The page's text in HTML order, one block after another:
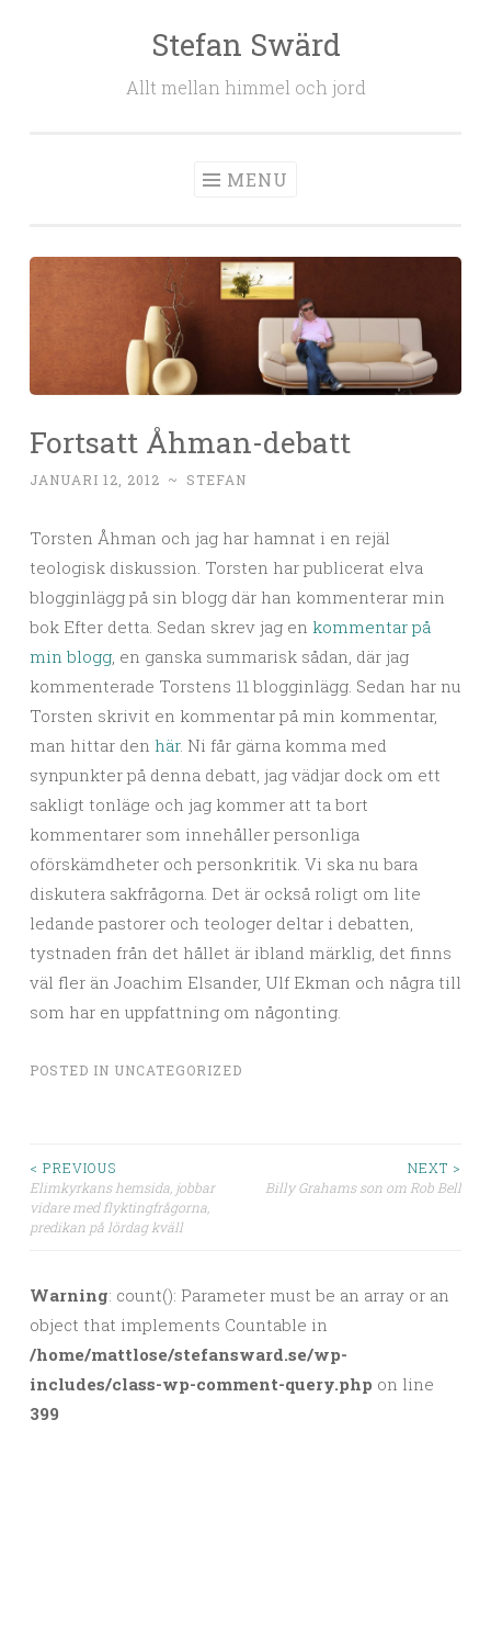
Stefan Swärd
Allt mellan himmel och jord
MENU
Fortsatt Åhman-debatt
JANUARI 12, 2012 ~ STEFAN
Torsten Åhman och jag har hamnat i en rejäl
teologisk diskussion. Torsten har publicerat elva
blogginlägg på sin blogg där han kommenterar min
bok Efter detta. Sedan skrev jag en kommentar på
min blogg, en ganska summarisk sådan, där jag
kommenterade Torstens 11 blogginlägg. Sedan har nu
Torsten skrivit en kommentar på min kommentar,
man hittar den här. Ni får gärna komma med
synpunkter på denna debatt, jag vädjar dock om ett
sakligt tonläge och jag kommer att ta bort
kommentarer som innehåller personliga
oförskämdheter och personkritik. Vi ska nu bara
diskutera sakfrågorna. Det är också roligt om lite
ledande pastorer och teologer deltar i debatten,
tystnaden från det hållet är ibland märklig, det finns
väl fler än Joachim Elsander, Ulf Ekman och några till
som har en uppfattning om någonting.
POSTED IN UNCATEGORIZED
Post navigation
< PREVIOUS
Elimkyrkans hemsida, jobbar
vidare med flyktingfrågorna,
predikan på lördag kväll
NEXT >
Billy Grahams son om Rob Bell
Warning: count(): Parameter must be an array or an
object that implements Countable in
/home/mattlose/stefansward.se/wp-
includes/class-wp-comment-query.php on line
399